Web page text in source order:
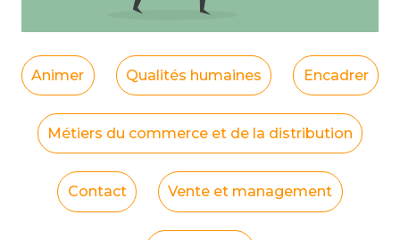
Animer Qualités humaines Encadrer
Métiers du commerce et de la distribution
Contact Vente et management